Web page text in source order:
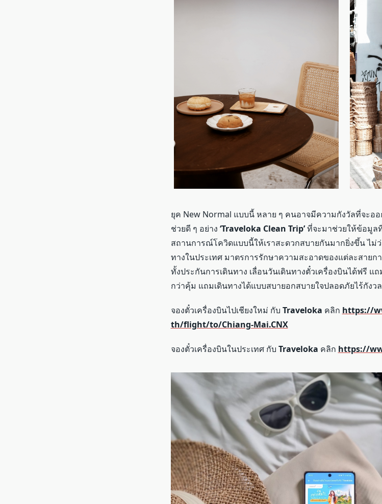
ยุค New Normal แบบนี้ หลาย ๆ คนอาจมีความกังวัลที่จะออ
ช่วยดี ๆ อย่าง ‘Traveloka Clean Trip’ ที่จะมาช่วยให้ข้อมูล
สถานการณ์โควิดแบบนี้ให้เราสะดวกสบายกันมากยิ่งขึ้น ไม่
ทางในประเทศ มาตรการรักษาความสะอาดของแต่ละสาย
ทั้งประกันการเดินทาง เลื่อนวันเดินทางตั๋วเครื่องบินได้ฟรี
กว่าคุ้ม แถมเดินทางได้แบบสบายอกสบายใจปลอดภัยไร้กังว
จองตั๋วเครื่องบินไปเชียงใหม่ กับ Traveloka คลิก https://
th/flight/to/Chiang-Mai.CNX
จองตั๋วเครื่องบินในประเทศ กับ Traveloka คลิก https://